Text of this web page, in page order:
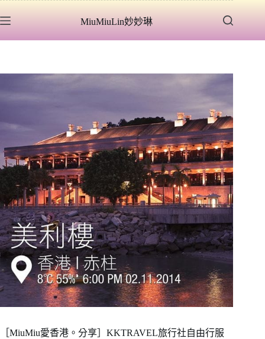
至
MiuMiuLin妙妙琳
［MiuMiu愛香港。分享］KKTRAVEL旅行社自由行服